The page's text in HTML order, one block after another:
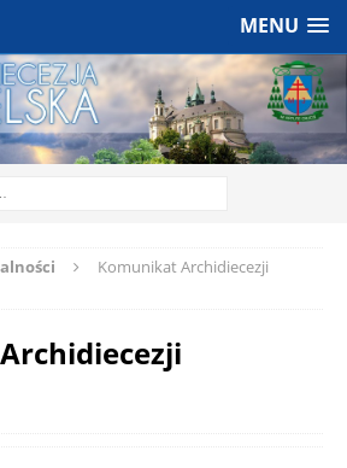
MENU
Komunikat Archidiecezji